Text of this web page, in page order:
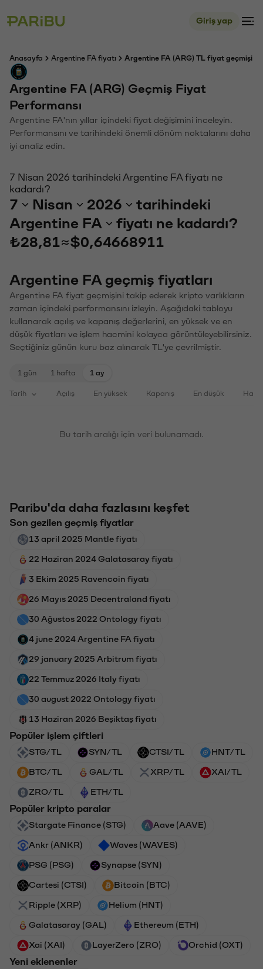
Giriş yap
Anasayfa Argentine FA fiyatı Argentine FA (ARG) TL fiyat geçmişi
Argentine FA (ARG) Geçmiş Fiyat
Performansı
Argentine FA'nın yıllar içindeki fiyat değişimini inceleyin.
Performansını ve tarihindeki önemli dönüm noktalarını daha
iyi analiz edin.
7 Nisan 2026 tarihindeki Argentine FA fiyatı ne
kadardı?
7 Nisan 2026
tarihindeki
Argentine FA
fiyatı ne kadardı?
₺28,81≈$0,64668911
Argentine FA geçmiş fiyatları
Argentine FA fiyat geçmişini takip ederek kripto varlıkların
zaman içindeki performansını izleyin. Aşağıdaki tabloyu
kullanarak açılış ve kapanış değerlerini, en yüksek ve en
düşük fiyatları ve işlem hacmini kolayca görüntüleyebilirsiniz.
Seçtiğiniz günün kuru baz alınarak TL'ye çevrilmiştir.
1 gün 1 hafta 1 ay
Tarih Açılış En yüksek Kapanış En düşük
Bu tarih aralığı için veri bulunamadı.
Paribu'da daha fazlasını keşfet
Son gezilen geçmiş fiyatlar
13 april 2025 Mantle fiyatı
22 Haziran 2024 Galatasaray fiyatı
3 Ekim 2025 Ravencoin fiyatı
26 Mayıs 2025 Decentraland fiyatı
30 Ağustos 2022 Ontology fiyatı
4 june 2024 Argentine FA fiyatı
29 january 2025 Arbitrum fiyatı
22 Temmuz 2026 Italy fiyatı
30 august 2022 Ontology fiyatı
13 Haziran 2026 Beşiktaş fiyatı
Popüler işlem çiftleri
STG/TL SYN/TL CTSI/TL HNT/TL
BTC/TL GAL/TL XRP/TL XAI/TL
ZRO/TL ETH/TL
Popüler kripto paralar
Stargate Finance (STG) Aave (AAVE)
Ankr (ANKR) Waves (WAVES)
PSG (PSG) Synapse (SYN)
Cartesi (CTSI) Bitcoin (BTC)
Ripple (XRP) Helium (HNT)
Galatasaray (GAL) Ethereum (ETH)
Xai (XAI) LayerZero (ZRO) Orchid (OXT)
Yeni eklenenler